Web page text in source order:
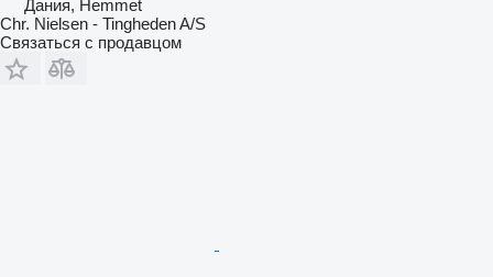
Дания, Hemmet
Chr. Nielsen - Tingheden A/S
Связаться с продавцом